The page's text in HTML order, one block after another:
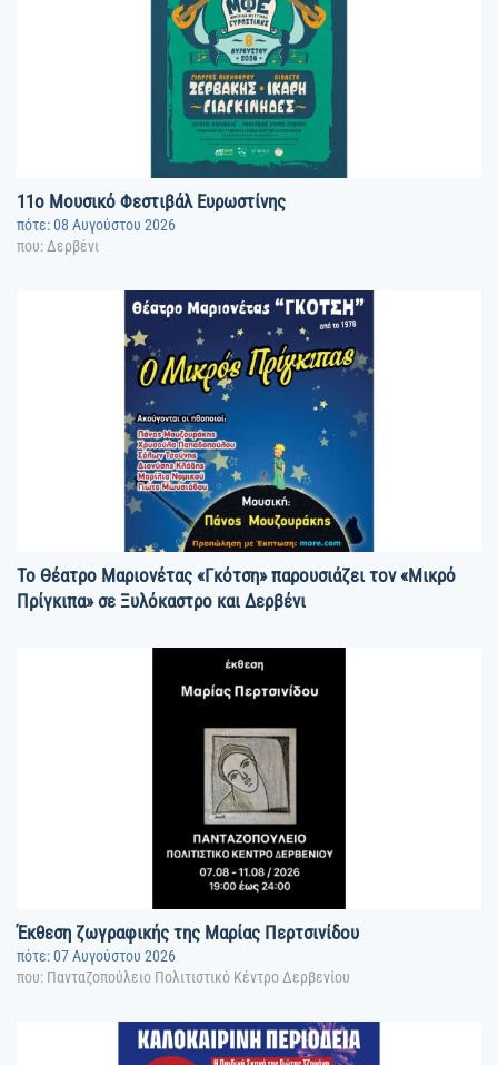
11o Μουσικό Φεστιβάλ Ευρωστίνης
πότε: 08 Αυγούστου 2026
που: Δερβένι
Το Θέατρο Μαριονέτας «Γκότση» παρουσιάζει τον «Μικρό
Πρίγκιπα» σε Ξυλόκαστρο και Δερβένι
Έκθεση ζωγραφικής της Μαρίας Περτσινίδου
πότε: 07 Αυγούστου 2026
που: Πανταζοπούλειο Πολιτιστικό Κέντρο Δερβενίου